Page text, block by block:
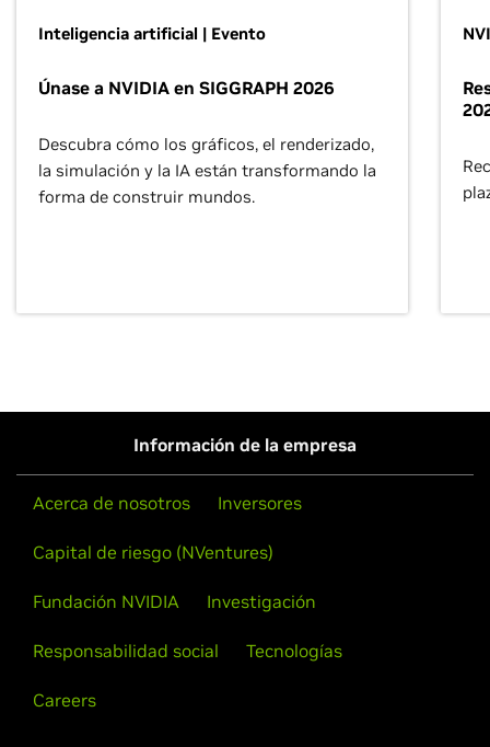
Inteligencia artificial | Evento
Únase a NVIDIA en SIGGRAPH 2026
Descubra cómo los gráficos, el renderizado,
la simulación y la IA están transformando la
forma de construir mundos.
Información de la empresa
Acerca de nosotros Inversores
Capital de riesgo (NVentures)
Fundación NVIDIA Investigación
Responsabilidad social Tecnologías
Careers